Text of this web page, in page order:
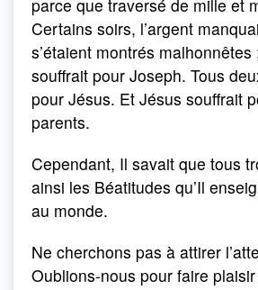
parce que traversé de mille et
Certains soirs, l’argent
s’étaient montrés malhonnêtes
souffrait pour Joseph. Tous
pour Jésus. Et Jésus souffrait
parents.
Cependant, Il savait que tous
ainsi les Béatitudes qu’Il
au monde.
Ne cherchons pas à attirer
Oublions-nous pour faire